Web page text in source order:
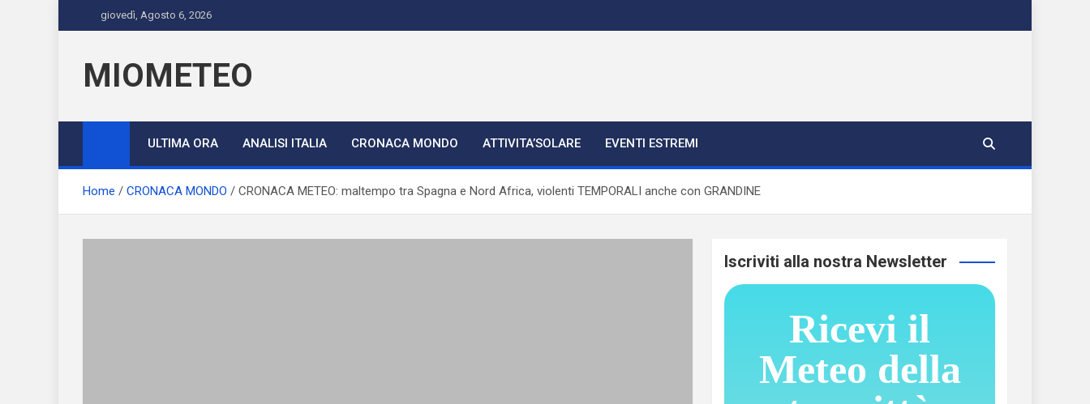
to
giovedì, Agosto 6, 2026
MIOMETEO
ULTIMA ORA ANALISI ITALIA CRONACA MONDO ATTIVITA’SOLARE EVENTI ESTREMI
Home CRONACA MONDO CRONACA METEO: maltempo tra Spagna e Nord Africa, violenti TEMPORALI anche con GRANDINE
Iscriviti alla nostra Newsletter
Ricevi il
Meteo della